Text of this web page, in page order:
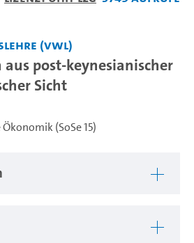
(VWL)
post-keynesianischer
Sicht
(SoSe 15)